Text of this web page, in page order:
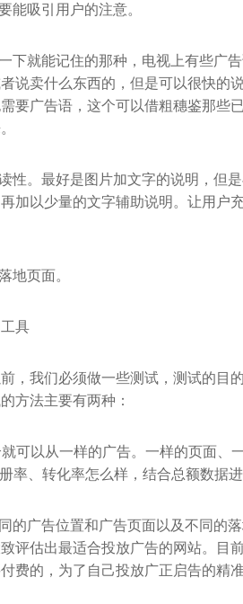
能吸引用户的注意。
下就能记住的那种，电视上有些广
说卖什么东西的，但是可以很快的
要广告语，这个可以借粗穗鉴那些
性。最好是图片加文字的说明，但
加以少量的文字辅助说明。让用户
地页面。
具
，我们必须做一些测试，测试的目
方法主要有两种：
可以从一样的广告。一样的页面、
率、转化率怎么样，结合总额数据进
的广告位置和广告页面以及不同的
评估出最适合投放广告的网站。目
费的，为了自己投放广正启告的精